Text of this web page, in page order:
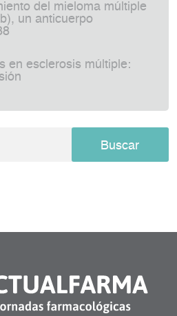
del mieloma múltiple
un anticuerpo
en esclerosis múltiple: